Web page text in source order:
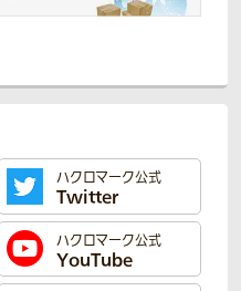
ハクロマーク公式
Twitter
ハクロマーク公式
YouTube